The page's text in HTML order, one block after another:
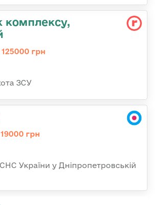
комплексу,
грн
ЗСУ
грн
України у Дніпропетровській